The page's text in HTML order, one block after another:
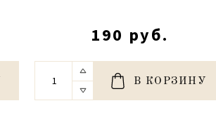
190 руб.
В КОРЗИНУ